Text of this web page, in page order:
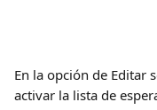
En la opción de Editar
activar la lista de